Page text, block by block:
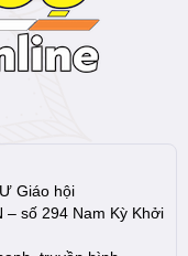
Giáo hội
– số 294 Nam Kỳ Khởi